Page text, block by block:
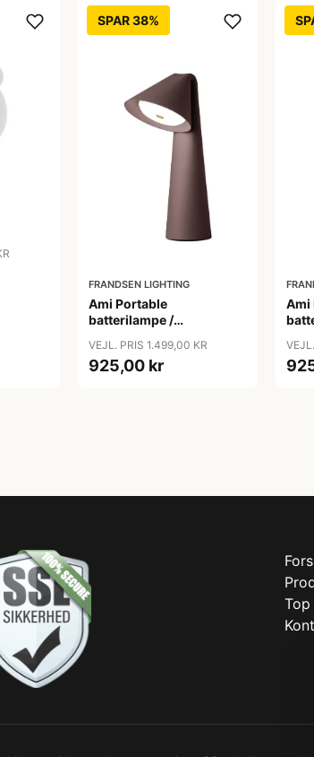
SPAR 38%
FRANDSEN LIGHTING
Ami Portable
batterilampe /
clay
VEJL. PRIS 1.499,00 KR
925,00 kr
Ami
Top